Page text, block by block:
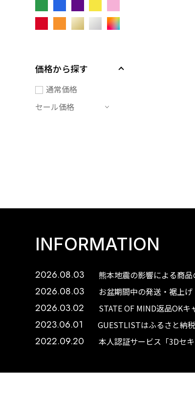
価格から探す
通常価格
セール価格
INFORMATION
2026.08.03 熊本地震の影響による商品
2026.08.03 お盆期間中の発送・裾上げ
2026.03.02 STATE OF MIND返品OK
2023.06.01 GUESTLISTはふるさと納
2022.09.20 本人認証サービス「3Dセ